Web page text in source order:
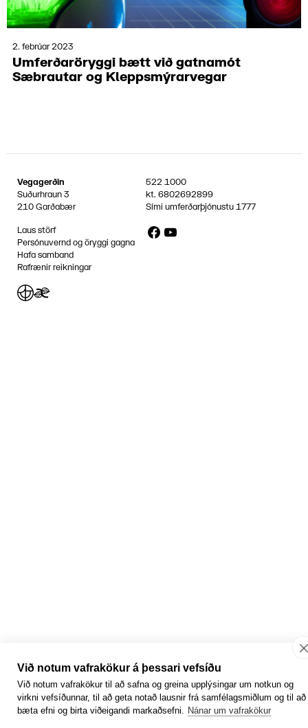
2. febrúar 2023
Umferðarör­yggi bætt við gatna­mót
Sæbrautar og Klepps­mýrar­vegar
Vegagerðin
Suðurhraun 3
210 Garðabær
522 1000
kt.6802692899
Sími umferðarþjónustu1777
Laus störf
Persónuvernd og öryggi gagna
Hafa samband
Rafrænir reikningar
FacebookYouTube
Jafnlaunavottun
Græn Skref
Við notum vafrakökur á þessari vefsíðu
Við notum vafrakökur til að safna og greina upplýsingar um notkun og
virkni vefsíðunnar, til að geta notað lausnir frá samfélagsmiðlum og til að
bæta efni og birta viðeigandi markaðsefni. Nánar um vafrakökur